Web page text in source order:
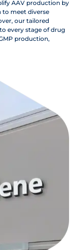
AAV production by
to meet diverse
our tailored
every stage of drug
production,